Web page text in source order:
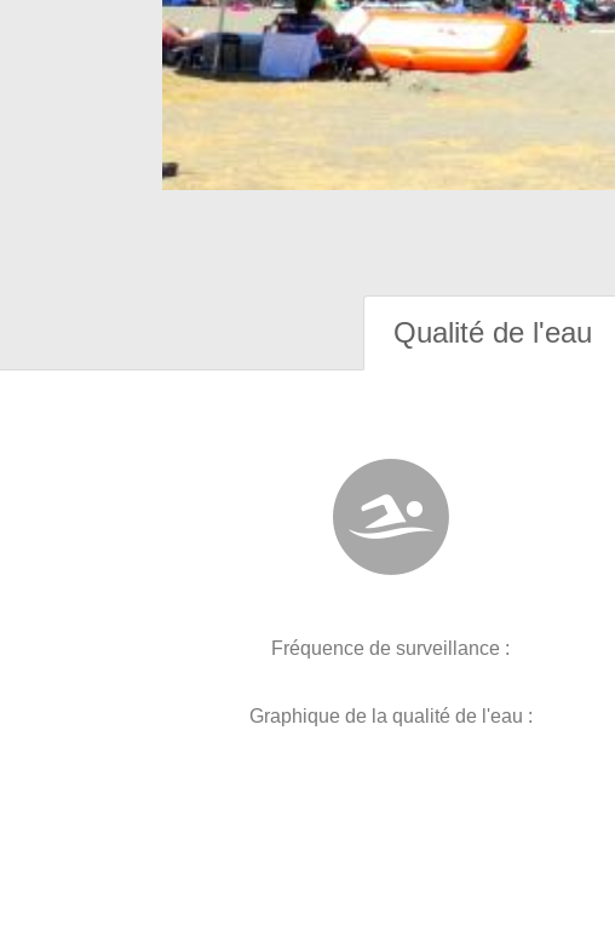
Qualité de l'eau
Fréquence de surveillance :
Graphique de la qualité de l'eau :